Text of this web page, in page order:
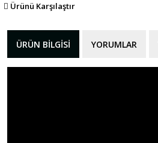
Ürünü Karşılaştır
ÜRÜN BILGISI YORUMLAR